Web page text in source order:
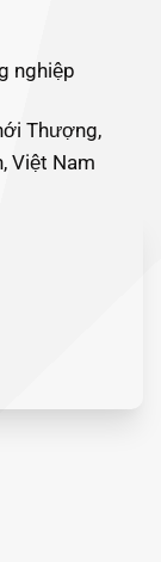
nghiệp
Thượng,
Việt Nam